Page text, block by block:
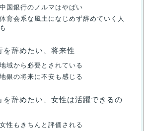
中国銀行のノルマはやばい
体育会系な風土になじめず辞めていく人
も
を辞めたい、将来性
地域から必要とされている
地銀の将来に不安も感じる
を辞めたい、女性は活躍できるの
女性もきちんと評価される